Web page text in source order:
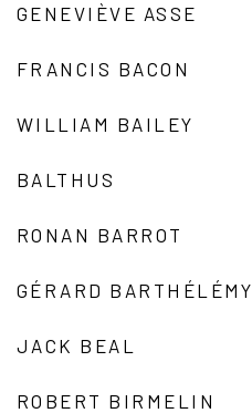
GENEVIÈVE ASSE
FRANCIS BACON
WILLIAM BAILEY
BALTHUS
RONAN BARROT
GÉRARD BARTHÉLÉMY
JACK BEAL
ROBERT BIRMELIN